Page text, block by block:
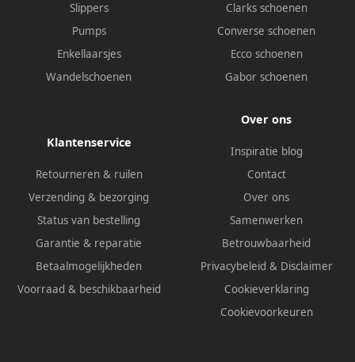
Slippers
Pumps
Enkellaarsjes
Wandelschoenen
Clarks schoenen
Converse schoenen
Ecco schoenen
Gabor schoenen
Klantenservice
Retourneren & ruilen
Verzending & bezorging
Status van bestelling
Garantie & reparatie
Betaalmogelijkheden
Voorraad & beschikbaarheid
Over ons
Inspiratie blog
Contact
Over ons
Samenwerken
Betrouwbaarheid
Privacybeleid & Disclaimer
Cookieverklaring
Cookievoorkeuren